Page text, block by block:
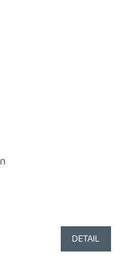
DETAIL